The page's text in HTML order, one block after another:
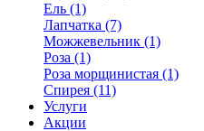
Ель (1)
Лапчатка (7)
Можжевельник (1)
Роза (1)
Роза морщинистая (1)
Спирея (11)
Услуги
Акции